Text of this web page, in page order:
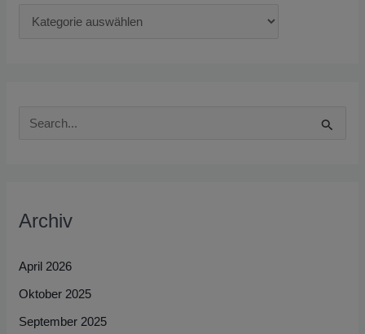
e
n
a
c
Archiv
April 2026
Oktober 2025
September 2025